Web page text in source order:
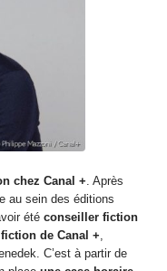
chez Canal +. Après
au sein des éditions
étéconseiller fiction
de Canal +,
C’est à partir de